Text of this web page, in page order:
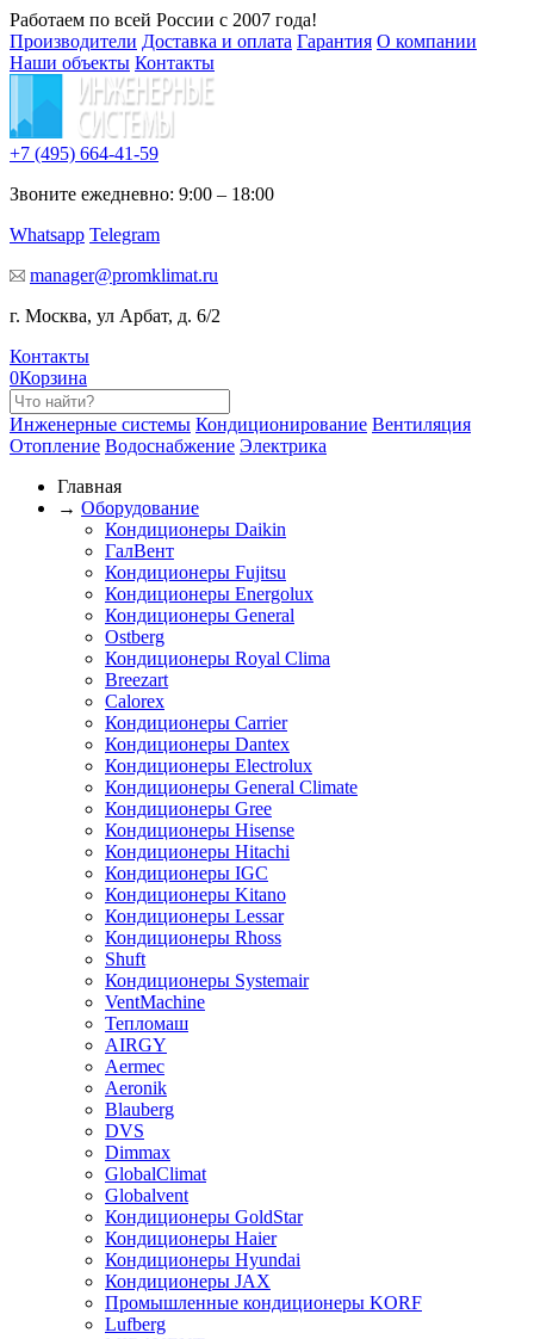
Работаем по всей России с 2007 года!
Производители Доставка и оплата Гарантия О компании
Наши объекты Контакты
+7 (495) 664-41-59
Звоните ежедневно: 9:00 – 18:00
Whatsapp Telegram
manager@promklimat.ru
г. Москва, ул Арбат, д. 6/2
Контакты
0Корзина
Инженерные системы Кондиционирование Вентиляция
Отопление Водоснабжение Электрика
Главная
→ Оборудование
Кондиционеры Daikin
ГалВент
Кондиционеры Fujitsu
Кондиционеры Energolux
Кондиционеры General
Ostberg
Кондиционеры Royal Clima
Breezart
Calorex
Кондиционеры Carrier
Кондиционеры Dantex
Кондиционеры Electrolux
Кондиционеры General Climate
Кондиционеры Gree
Кондиционеры Hisense
Кондиционеры Hitachi
Кондиционеры IGC
Кондиционеры Kitano
Кондиционеры Lessar
Кондиционеры Rhoss
Shuft
Кондиционеры Systemair
VentMachine
Тепломаш
AIRGY
Aermec
Aeronik
Blauberg
DVS
Dimmax
GlobalClimat
Globalvent
Кондиционеры GoldStar
Кондиционеры Haier
Кондиционеры Hyundai
Кондиционеры JAX
Промышленные кондиционеры KORF
Lufberg